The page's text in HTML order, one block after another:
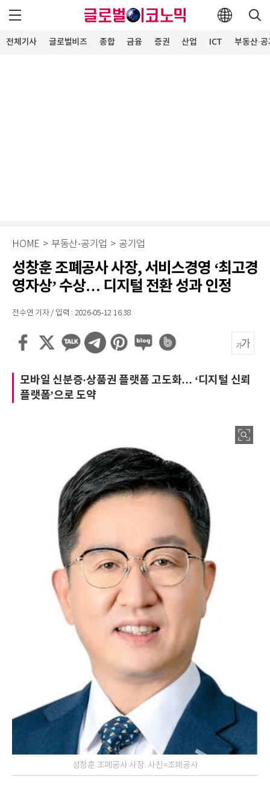
전체기사 글로벌비즈 종합 금융 증권 산업 ICT 부동산·
HOME > 부동산·공기업 > 공기업
성창훈 조폐공사 사장, 서비스경영 ‘최고경
영자상’ 수상… 디지털 전환 성과 인정
전수연 기자 / 입력 : 2026-05-12 16:38
모바일 신분증·상품권 플랫폼 고도화… ‘디지털 신뢰
플랫폼’으로 도약
성창훈 조폐공사 사장. 사진=조폐공사